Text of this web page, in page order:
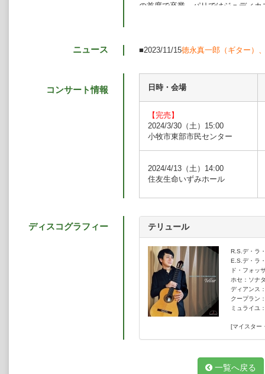
の首席で卒業。パリではジュディ
数多くの国際コンクールで優秀な
ーニュ・ビヤンクール現代音楽コ
2016》で審査員特別賞の〈課題曲
2017年、マドリッドのソフィア
サンブルのための小協奏曲》をジ
エクストレモとの共演で世界初演
近年のハイライトは、2022年東
コンテンポラリーへ)」、2019年
わりに』の撮影協力にも携わる。
2018年7月、マイスターミュージ
ンスの作品を集めたデビュー・ア
は、平成30年度文化庁芸術祭のレ
成30年度よんでん芸術文化奨励賞受
パリ在学中は、ヤマハ音楽振興会
ADAMI財団奨学生として研鑽を積
ニュース ■2023/11/15徳永真一郎（ギター）
コンサート情報 日時・会場
【完売】
2024/3/30（土）15:00
小牧市東部市民センター
2024/4/13（土） 14:00
住友生命いずみホール
ディスコグラフィー テリュール
R.S.デ・ラ
E.S.デ・ラ
ド・フォッ
ホセ：ソナ
ディアンス
クープラン
ミュライユ
[マイスター
一覧へ戻る